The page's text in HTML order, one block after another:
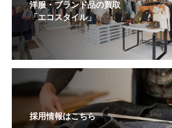
洋服・ブランド品の買取
「エコスタイル」
採用情報はこちら